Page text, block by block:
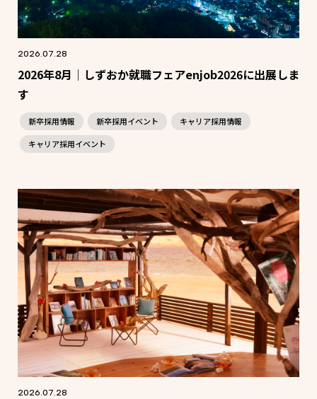
2026.07.28
2026年8月｜しずおか就職フェアenjob2026に出展しま
す
新卒採用情報 新卒採用イベント
キャリア採用情報
キャリア採用イベント
2026.07.28